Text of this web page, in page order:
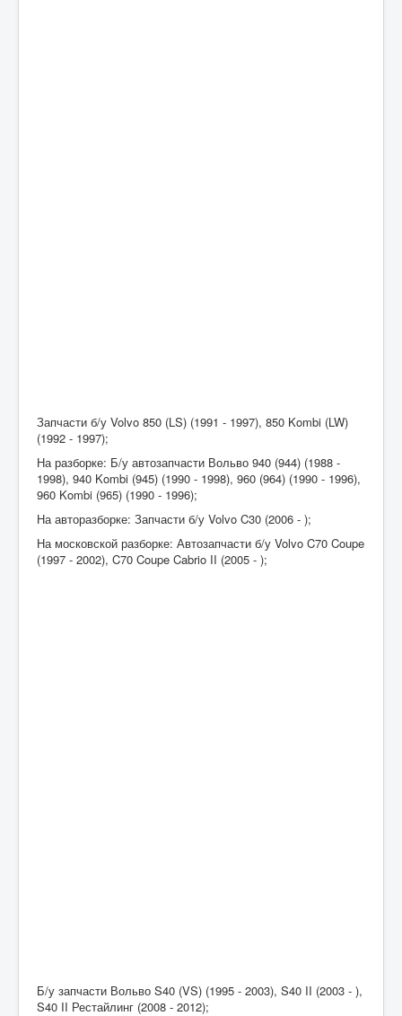
Запчасти б/у Volvo 850 (LS) (1991 - 1997), 850 Kombi (LW)
(1992 - 1997);
На разборке: Б/у автозапчасти Вольво 940 (944) (1988 -
1998), 940 Kombi (945) (1990 - 1998), 960 (964) (1990 - 1996),
960 Kombi (965) (1990 - 1996);
На авторазборке: Запчасти б/у Volvo C30 (2006 - );
На московской разборке: Автозапчасти б/у Volvo C70 Coupe
(1997 - 2002), C70 Coupe Cabrio II (2005 - );
Б/у запчасти Вольво S40 (VS) (1995 - 2003), S40 II (2003 - ),
S40 II Рестайлинг (2008 - 2012);